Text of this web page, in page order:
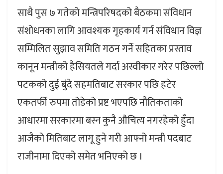
साथै पुस ७ गतेको मन्त्रिपरिषदको बैठकमा संविधान
संशोधनका लागि आवश्यक गृहकार्य गर्न संविधान विज्ञ
सम्मिलित सुझाव समिति गठन गर्ने सहितका प्रस्ताव
कानून मन्त्रीको हैसियतले गर्दा अस्वीकार गरेर पछिल्लो
पटकको दुई बुंदे सहमतिबाट सरकार पछि हटेर
एकतर्फी रुपमा तोडेको प्रष्ट भएपछि नौतिकताको
आधारमा सरकारमा बस्न कुनै औचित्य नगरहेको हुँदा
आजैको मितिबाट लागू हुने गरी आफ्नो मन्त्री पदबाट
राजीनामा दिएको समेत भनिएको छ ।